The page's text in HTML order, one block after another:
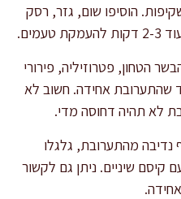
5 דקות עד שקיפות. הוסיפו שום, גזר, רסק
הטחון, פטרוזיליה, פירורי
שהתערובת אחידה. חשוב לא
לא תהיה דחוסה מדי.
מהתערובת, גלגלו
קיסם שיניים. ניתן גם לקשור